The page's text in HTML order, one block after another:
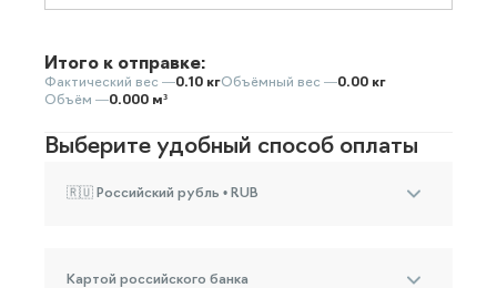
Итого к отправке:
Фактический вес —0.10 кгОбъёмный вес —0.00 кг
Объём —0.000 м³
Выберите удобный способ оплаты
🇷🇺 Российский рубль • RUB
Картой российского банка